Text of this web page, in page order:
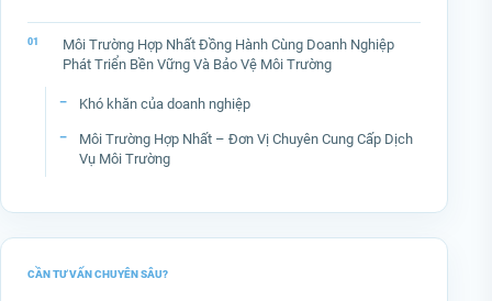
Môi Trường Hợp Nhất Đồng Hành Cùng Doanh Nghiệp
Phát Triển Bền Vững Và Bảo Vệ Môi Trường
Khó khăn của doanh nghiệp
Môi Trường Hợp Nhất – Đơn Vị Chuyên Cung Cấp Dịch
Vụ Môi Trường
CẦN TƯ VẤN CHUYÊN SÂU?